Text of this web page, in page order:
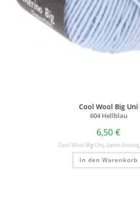
Cool Wool Big Uni
604 Hellblau
6,50 €
Cool Wool Big Uni, Lana Grossa,
In den Warenkorb